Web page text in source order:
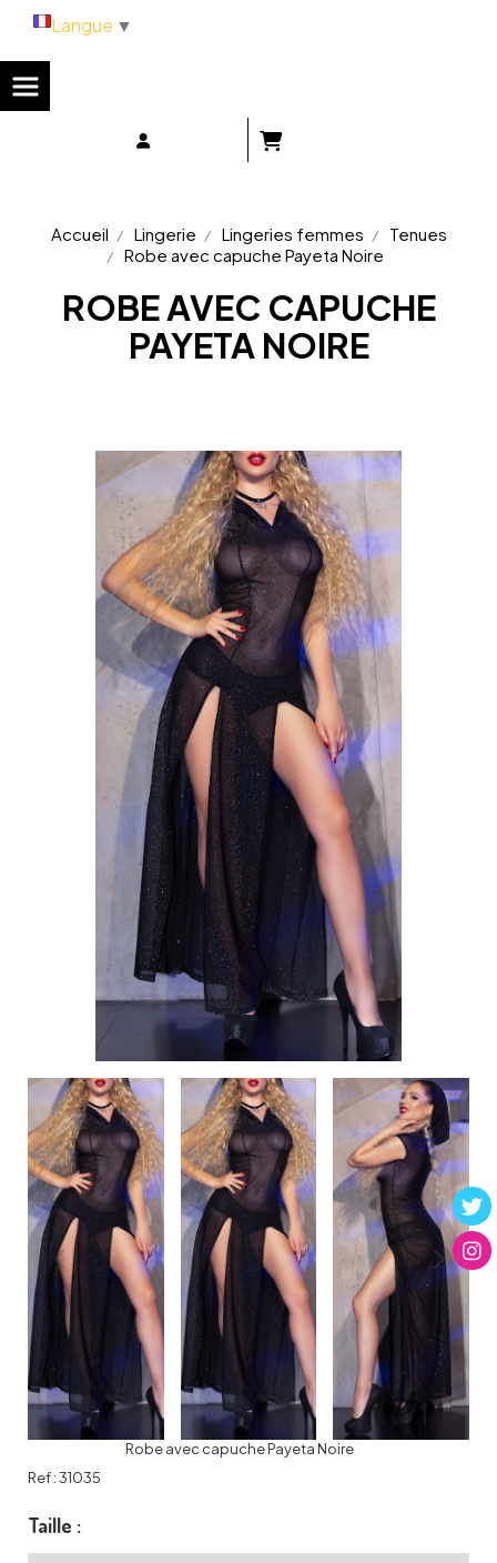
Accueil Lingerie Lingeries femmes
Tenues
Robe avec capuche Payeta Noire
ROBE AVEC CAPUCHE
PAYETA NOIRE
Robe avec capuche Payeta Noire
Ref :31035
Taille :
Langue ▼